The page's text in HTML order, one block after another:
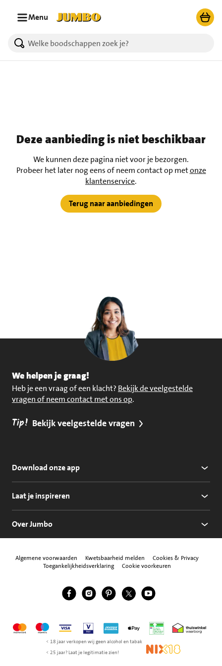
Menu
Deze aanbieding is niet beschikbaar
We kunnen deze pagina niet voor je bezorgen.
Probeer het later nog eens of neem contact op metonze
klantenservice.
Terug naar aanbiedingen
We helpen je graag!
Heb je een vraag of een klacht? Bekijk de veelgestelde
vragen of neem contact met ons op.
Tip! Bekijk veelgestelde vragen
Download onze app
Laat je inspireren
Over Jumbo
Algemene voorwaarden Kwetsbaarheid melden
Cookies & Privacy
Toegankelijkheidsverklaring
Cookie voorkeuren
Volg ons
Jumbo Facebook
Jumbo Instagram
Jumbo Pinterest
Jumbo Twitter
Jumbo YouTube
MastercardMaestroVisa Vpay American Express
Apple Pay Thuiswinkel
< 18 jaar verkopen wij geen alcohol en tabak
< 25 jaar? Laat je legitimatie zien!
NIX18